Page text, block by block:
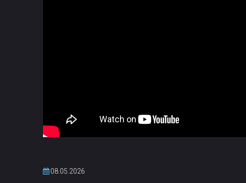
08.05.2026